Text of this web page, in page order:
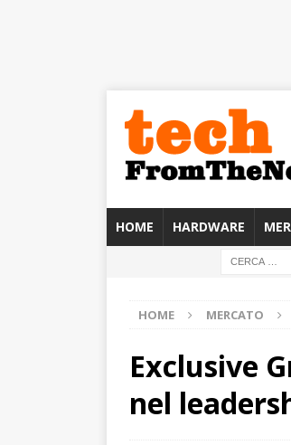
HOME HARDWARE
HOME MERCATO
Exclusive
nel